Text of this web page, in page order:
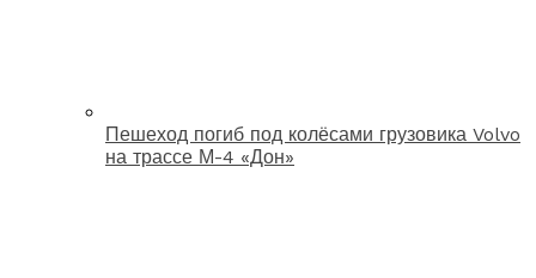
Пешеход погиб под колёсами грузовика Volvo
на трассе М-4 «Дон»